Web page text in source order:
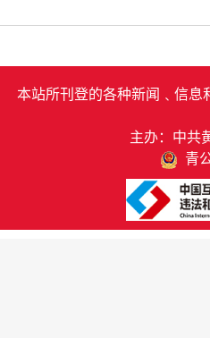
本站所刊登的各种新闻﹑信息
主办：中共
青